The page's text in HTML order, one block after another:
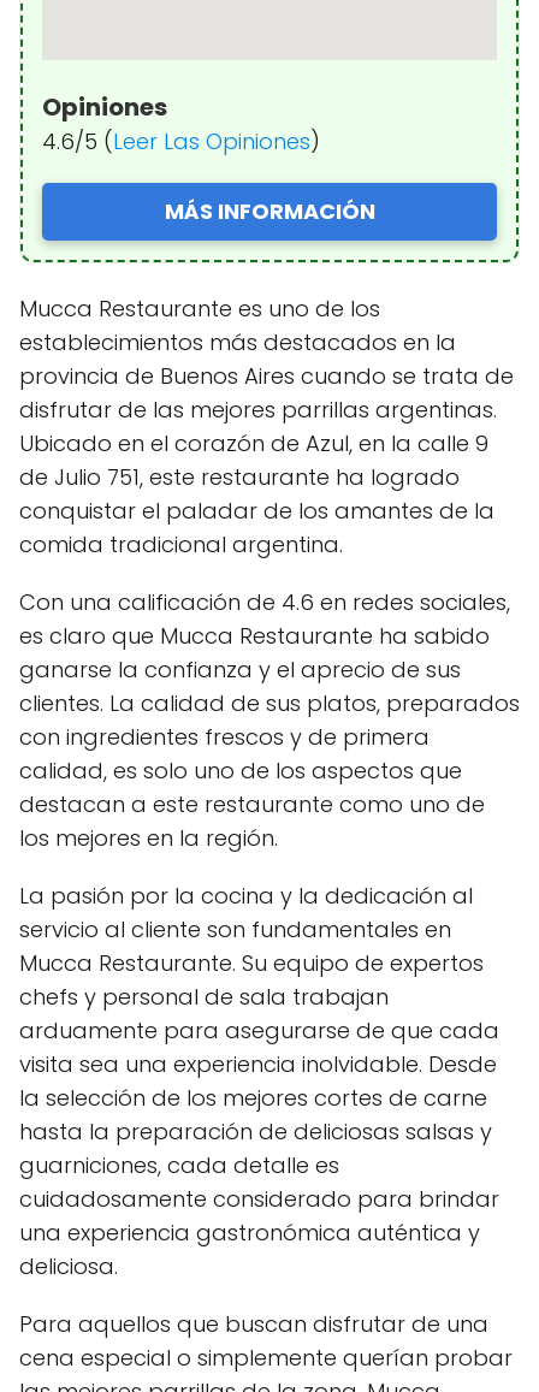
Opiniones
4.6/5 (Leer Las Opiniones)
MÁS INFORMACIÓN
Mucca Restaurante es uno de los
establecimientos más destacados en la
provincia de Buenos Aires cuando se trata de
disfrutar de las mejores parrillas argentinas.
Ubicado en el corazón de Azul, en la calle 9
de Julio 751, este restaurante ha logrado
conquistar el paladar de los amantes de la
comida tradicional argentina.
Con una calificación de 4.6 en redes sociales,
es claro que Mucca Restaurante ha sabido
ganarse la confianza y el aprecio de sus
clientes. La calidad de sus platos, preparados
con ingredientes frescos y de primera
calidad, es solo uno de los aspectos que
destacan a este restaurante como uno de
los mejores en la región.
La pasión por la cocina y la dedicación al
servicio al cliente son fundamentales en
Mucca Restaurante. Su equipo de expertos
chefs y personal de sala trabajan
arduamente para asegurarse de que cada
visita sea una experiencia inolvidable. Desde
la selección de los mejores cortes de carne
hasta la preparación de deliciosas salsas y
guarniciones, cada detalle es
cuidadosamente considerado para brindar
una experiencia gastronómica auténtica y
deliciosa.
Para aquellos que buscan disfrutar de una
cena especial o simplemente querían probar